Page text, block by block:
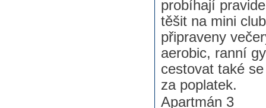
probíhají
těšit na mini
připraveny
aerobic, ranní
cestovat také
za poplatek.
Apartmán 3